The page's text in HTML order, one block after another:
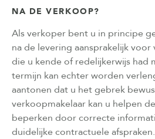
NA DE VERKOOP?
Als verkoper bent u in principe
na de levering aansprakelijk
die u kende of redelijkerwijs had
termijn kan echter worden
aantonen dat u het gebrek
verkoopmakelaar kan u helpen
beperken door correcte
duidelijke contractuele afspraken.